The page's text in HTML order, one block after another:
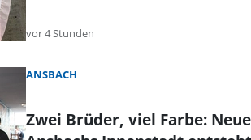
vor 4 Stunden
ANSBACH
Zwei Brüder, viel Farbe: